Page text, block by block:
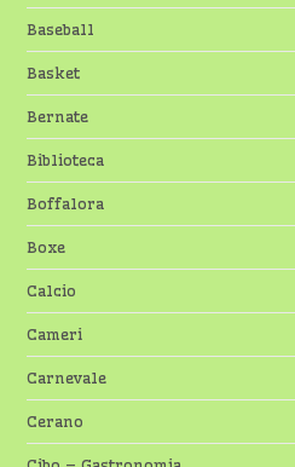
Baseball
Basket
Bernate
Biblioteca
Boffalora
Boxe
Calcio
Cameri
Carnevale
Cerano